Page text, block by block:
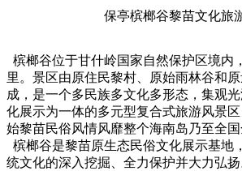
保亭槟榔谷黎苗文化旅
槟榔谷位于甘什岭国家自然保护区境内
里。景区由原住民黎村、原始雨林谷和
成，是一个多民族多文化多形态，集观
化展示为一体的多元型复合式旅游风景
始黎苗民俗风情风靡整个海南岛乃至全国
槟榔谷是黎苗原生态民俗文化展示基地
统文化的深入挖掘、全力保护并大力弘